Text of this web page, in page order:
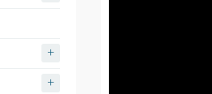
+
+